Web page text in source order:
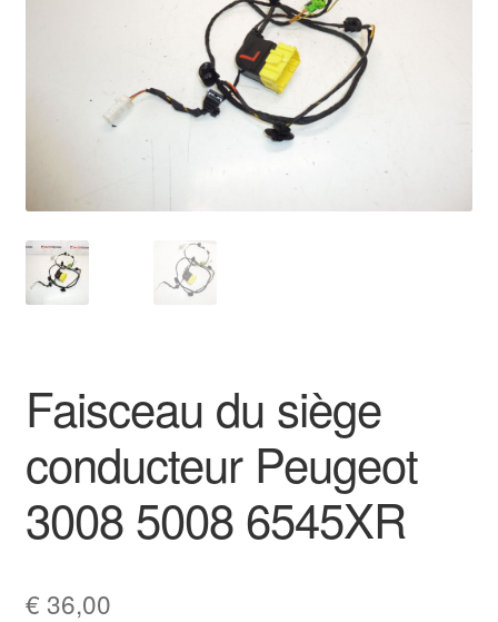
Politique de confidentialité
Procédure de Réclamation
Faisceau du siège
conducteur Peugeot
3008 5008 6545XR
€ 36,00